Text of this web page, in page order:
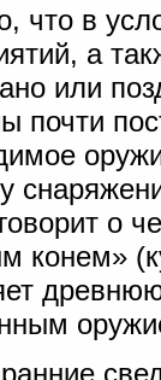
что в
а
или
почти
о
конем»